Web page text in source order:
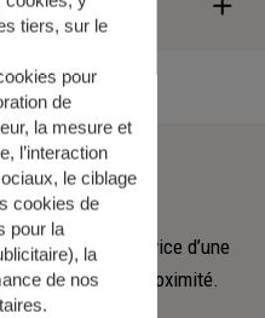
vision est au cœur des
et de l'inclusion un
au service d’une
confiance et la proximité.
tiers, sur le
pour
de
la mesure et
l’interaction
le ciblage
cookies de
pour la
), la
de nos